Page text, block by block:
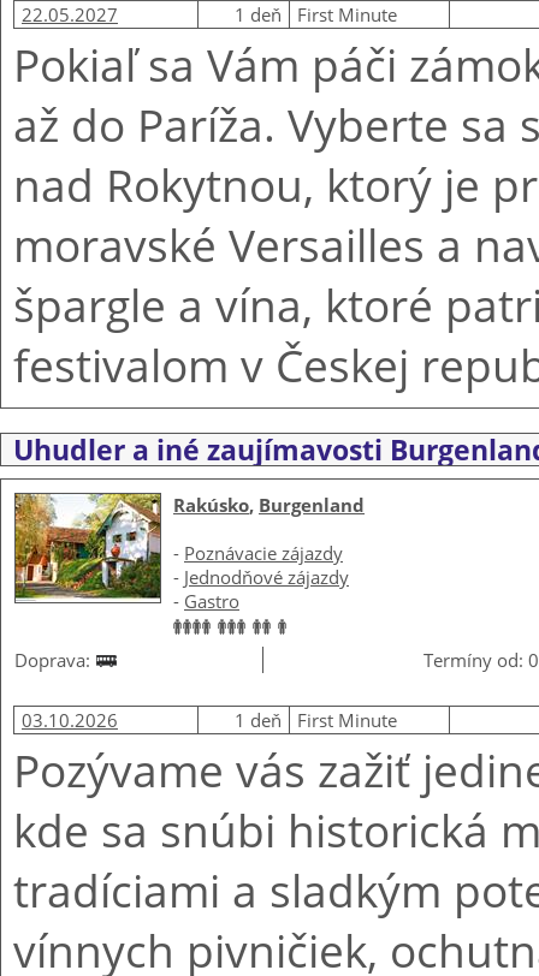
22.05.2027 1 deň First Minute
Pokiaľ sa Vám páči
až do Paríža. Vyberte sa
nad Rokytnou, ktorý je
moravské Versailles a
špargle a vína, ktoré
festivalom v Českej
Uhudler a iné zaujímavosti
Rakúsko, Burgenland
- Poznávacie zájazdy
- Jednodňové zájazdy
- Gastro
Doprava: Termíny od:
03.10.2026 1 deň First Minute
Pozývame vás zažiť
kde sa snúbi historická
tradíciami a sladkým
vínnych pivničiek,